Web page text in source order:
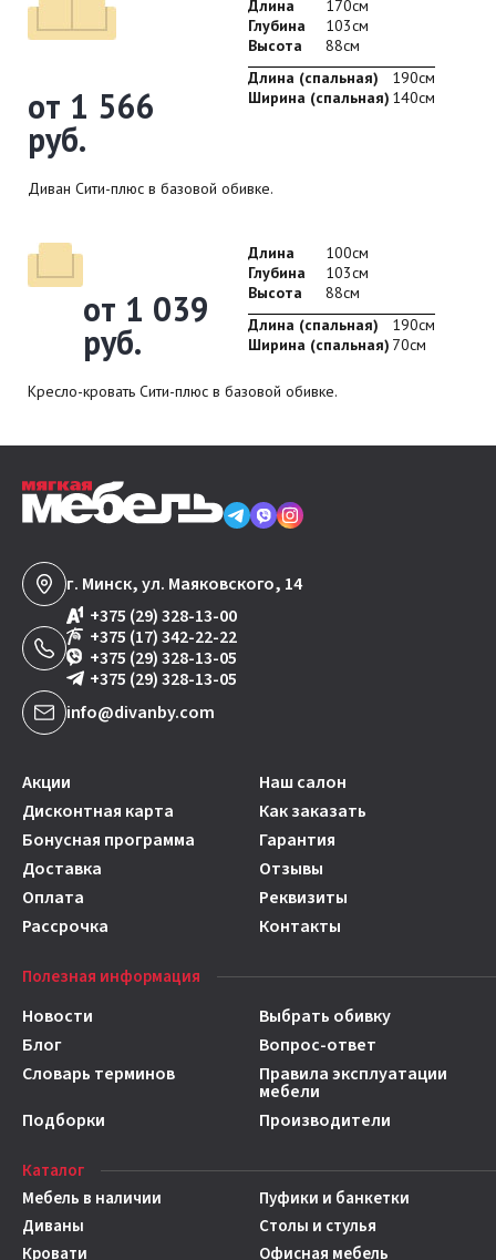
от 1 566
руб.
Длина
170см
Глубина
103см
Высота
88см
Длина (спальная)
190см
Ширина (спальная) 140см
Диван Сити-плюс в базовой обивке.
от 1 039
руб.
Длина
100см
Глубина
103см
Высота
88см
Длина (спальная)
190см
Ширина (спальная) 70см
Кресло-кровать Сити-плюс в базовой обивке.
г. Минск, ул. Маяковского, 14
+375 (29) 328-13-00
+375 (17) 342-22-22
+375 (29) 328-13-05
+375 (29) 328-13-05
info@divanby.com
Акции
Наш салон
Дисконтная карта
Как заказать
Бонусная программа
Гарантия
Доставка
Отзывы
Оплата
Реквизиты
Рассрочка
Контакты
Полезная информация
Новости
Выбрать обивку
Блог
Вопрос-ответ
Словарь терминов
Правила эксплуатации
мебели
Подборки
Производители
Каталог
Мебель в наличии
Диваны
Кровати
Пуфики и банкетки
Столы и стулья
Офисная мебель